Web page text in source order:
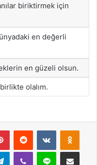
biriktirmek için
en değerli
en güzeli olsun.
olalım.
PinterestReddit VKontakte
TelegramViber Line E-Posta ile